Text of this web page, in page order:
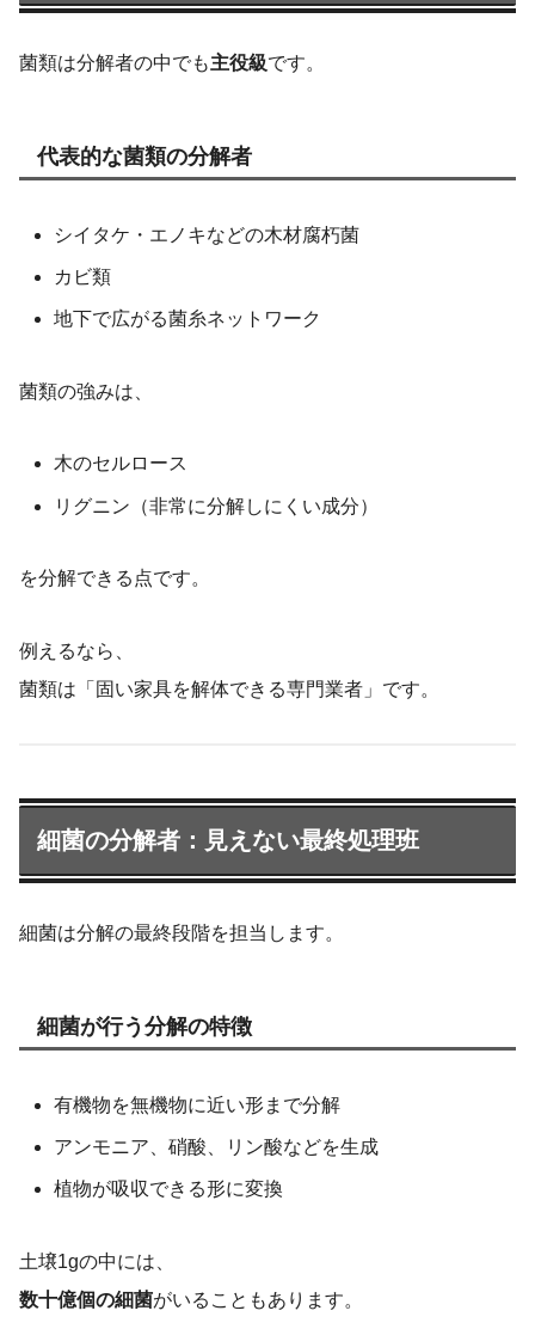
菌類は分解者の中でも主役級です。
代表的な菌類の分解者
シイタケ・エノキなどの木材腐朽菌
カビ類
地下で広がる菌糸ネットワーク
菌類の強みは、
木のセルロース
リグニン（非常に分解しにくい成分）
を分解できる点です。
例えるなら、
菌類は「固い家具を解体できる専門業者」です。
細菌の分解者：見えない最終処理班
細菌は分解の最終段階を担当します。
細菌が行う分解の特徴
有機物を無機物に近い形まで分解
アンモニア、硝酸、リン酸などを生成
植物が吸収できる形に変換
土壌1gの中には、
数十億個の細菌がいることもあります。